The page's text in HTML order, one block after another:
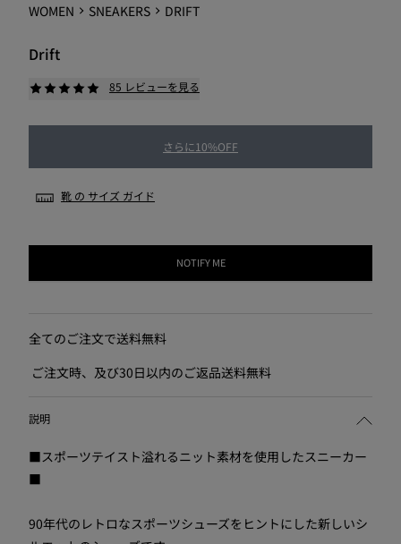
WOMEN SNEAKERS DRIFT
Drift
85 レビューを見る
さらに10%OFF
靴 の サイズ ガイド
NOTIFY ME
全てのご注文で送料無料
ご注文時、及び30日以内のご返品送料無料
説明
■スポーツテイスト溢れるニット素材を使用したスニーカー
■
90年代のレトロなスポーツシューズをヒントにした新しいシ